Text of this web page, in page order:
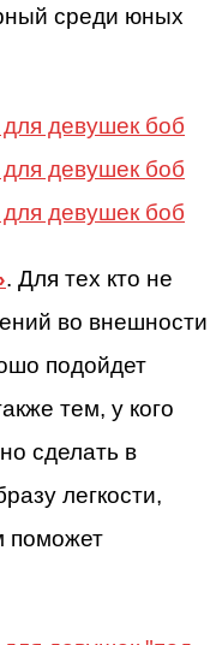
среди юных
. Для тех кто не
во внешности
подойдет
тем, у кого
сделать в
легкости,
поможет